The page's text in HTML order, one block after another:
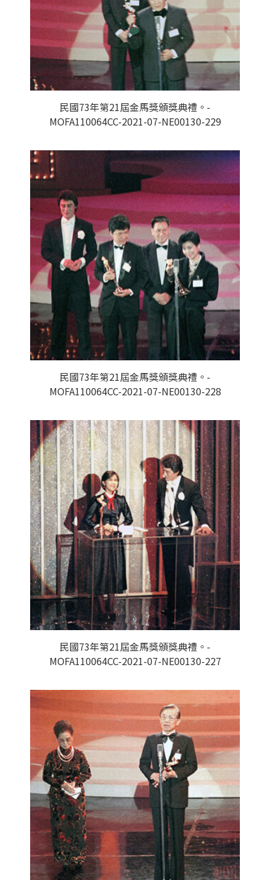
民國73年第21屆金馬獎頒獎典禮。-
MOFA110064CC-2021-07-NE00130-229
民國73年第21屆金馬獎頒獎典禮。-
MOFA110064CC-2021-07-NE00130-228
民國73年第21屆金馬獎頒獎典禮。-
MOFA110064CC-2021-07-NE00130-227